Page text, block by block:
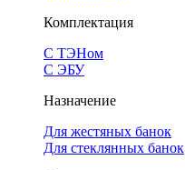
Комплектация
С ТЭНом
С ЭБУ
Назначение
Для жестяных банок
Для стеклянных банок